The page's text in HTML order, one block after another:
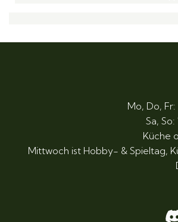
Mo, Do,
Sa,
Küche
Mittwoch ist Hobby- & Spieltag,